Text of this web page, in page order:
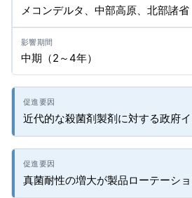
メコンデルタ、中部高原、北部諸省
中期（2～4年）
近代的な殺菌剤製剤に対する政府
真菌耐性の増大が製品ローテーシ